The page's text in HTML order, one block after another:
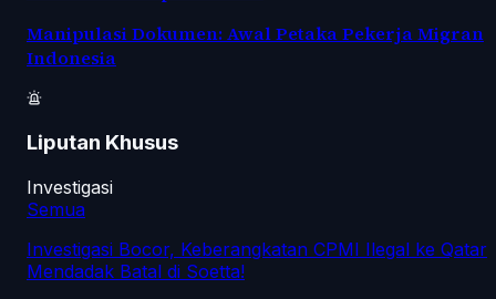
Manipulasi Dokumen: Awal Petaka Pekerja Migran
Indonesia
Liputan Khusus
Investigasi
Semua
Investigasi Bocor, Keberangkatan CPMI Ilegal ke Qatar
Mendadak Batal di Soetta!